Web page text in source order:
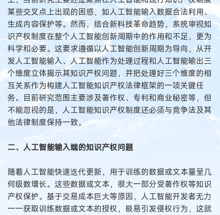
某些交叉点上出现的困惑，如人工智能输入数据合法利用、
生成内容保护等。然而，结合新科技革命趋势，系统审视知
识产权制度在整个人工智能创新周期中的作用和不足，更为
科学和必要。这要求遵循以人工智能创新周期为导向，从开
发人工智能输入、人工智能作为处理过程和人工智能输出三
个维度立体揭示其知识产权问题，并把处理好三个维度的相
互关系作为构建人工智能知识产权法律框架的一项关键任
务。目前研究范围主要涉及著作权、专利和商业秘密等，但
不能忽视的是，人工智能知识产权制度还必须与竞争法及其
他法律制度保持一致。
二、人工智能输入端的知识产权问题
随着人工智能快速迭代更新，用于训练的数据或文本量呈几
何级数增长。这些数据或文本，很大一部分受著作权等知识
产权保护。基于交易成本巨大等原因，人工智能开发者无力
一一获取训练数据或文本的授权，极易引发侵权行为，这就